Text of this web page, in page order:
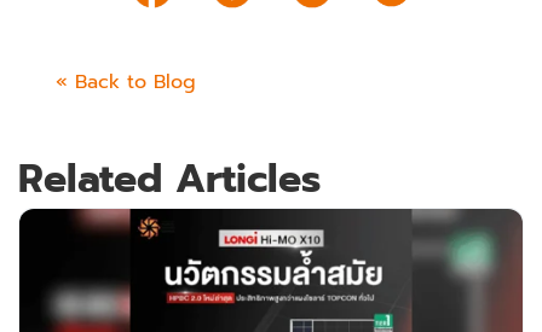
« Back to Blog
Related Articles